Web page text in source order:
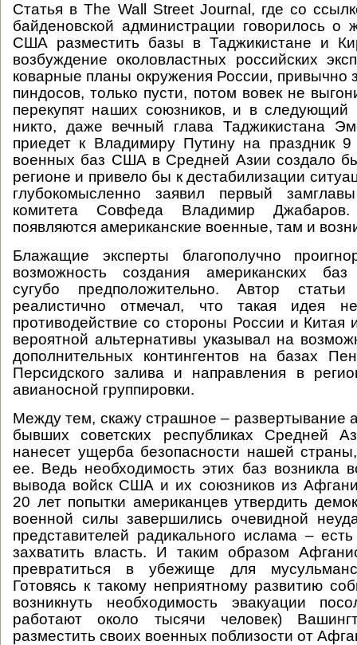
Статья в The Wall Street Journal, где со
байденовской администрации говорилось о
США разместить базы в Таджикистане и
возбуждение околовластных российских
коварные планы окружения России, привычно
пиндосов, только пусти, потом вовек не
перекупят наших союзников, и в следующий
никто, даже вечный глава Таджикистана
приедет к Владимиру Путину на праздник
военных баз США в Средней Азии создало
регионе и привело бы к дестабилизации
глубокомысленно заявил первый
комитета Совфеда Владимир
появляются американские военные, там и
Блажащие эксперты благополучно
возможность создания американских баз
сугубо предположительно. Автор
реалистично отмечал, что такая идея
противодействие со стороны России и Китая
вероятной альтернативы указывал на
дополнительных контингентов на базах
Персидского залива и направления в
авианосной группировки.
Между тем, скажу страшное – развертывание
бывших советских республиках Средней
нанесет ущерба безопасности нашей
ее. Ведь необходимость этих баз возникла
вывода войск США и их союзников из
20 лет попытки американцев утвердить
военной силы завершились очевидной
представителей радикального ислама –
захватить власть. И таким образом
превратиться в убежище для
Готовясь к такому неприятному развитию
возникнуть необходимость эвакуации
работают около тысячи человек)
разместить своих военных поблизости от